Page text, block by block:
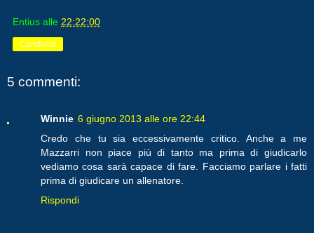
Entius alle 22:22:00
Condividi
5 commenti:
Winnie 6 giugno 2013 alle ore 22:44
Credo che tu sia eccessivamente critico. Anche a me
Mazzarri non piace più di tanto ma prima di giudicarlo
vediamo cosa sarà capace di fare. Facciamo parlare i fatti
prima di giudicare un allenatore.
Rispondi